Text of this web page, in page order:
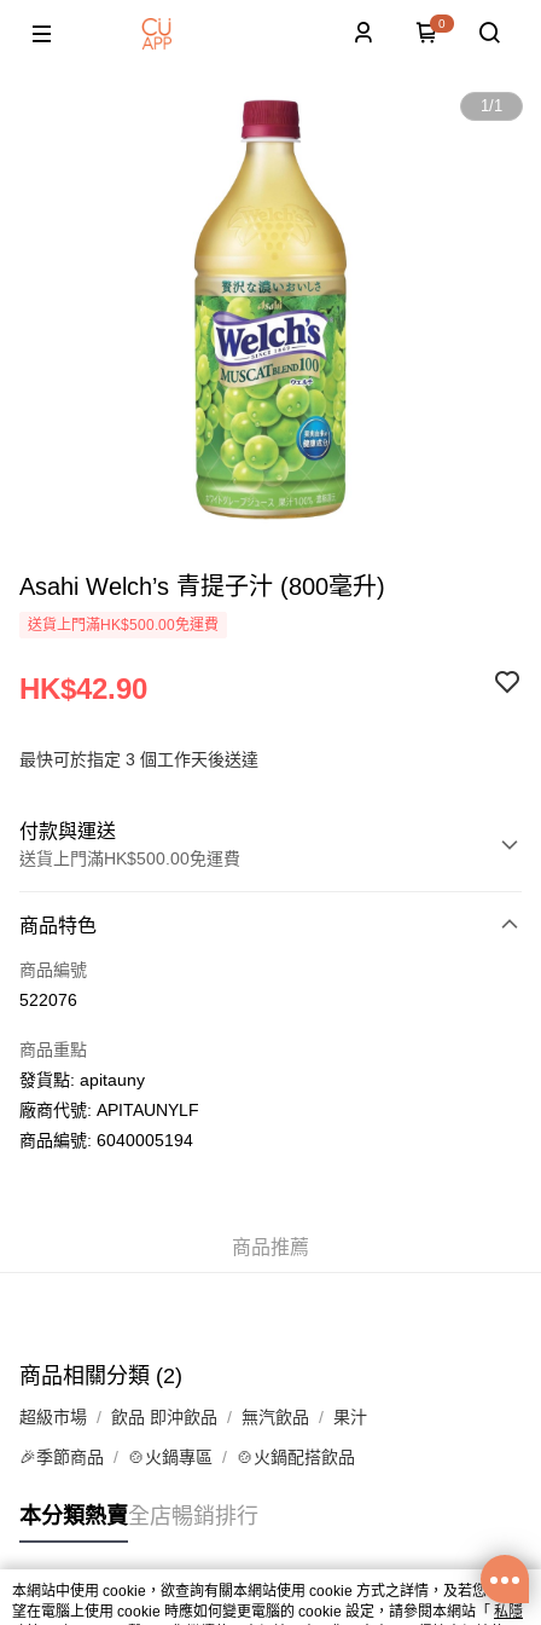
0
1/1
Asahi Welch’s 青提子汁 (800毫升)
送貨上門滿HK$500.00免運費
HK$42.90
最快可於指定 3 個工作天後送達
付款與運送
送貨上門滿HK$500.00免運費
信用卡
AlipayHK
WeChat Pay
送貨方式
每筆HK$50.00，滿HK$200.00或以上免運費
UNY 門市自取
商品特色
商品編號
522076
商品重點
發貨點: apitauny
廠商代號: APITAUNYLF
商品編號: 6040005194
商品推薦
商品相關分類 (2)
超級市場 飲品 即沖飲品 無汽飲品 果汁
🎉季節商品 🍲火鍋專區 🍲火鍋配搭飲品
本分類熱賣全店暢銷排行
熱門標籤
本網站中使用 cookie，欲查詢有關本網站使用 cookie 方式之詳情，及若您不希
望在電腦上使用 cookie 時應如何變更電腦的 cookie 設定，請參閱本網站「 私隱